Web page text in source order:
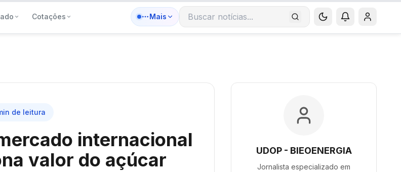
Cotações Mais
Buscar notícias
de leitura
internacional
valor do açúcar
UDOP - BIEOENERGIA
Jornalista especializado em